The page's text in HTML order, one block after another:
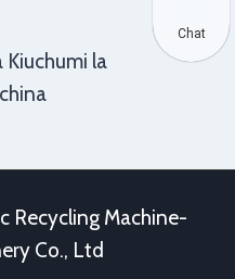
Kiuchumi la
Recycling Machine-
Co., Ltd
Chat